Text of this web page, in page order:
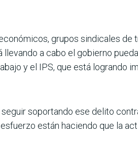
grupos sindicales de
a cabo el gobierno
y el IPS, que está logrando
soportando ese delito
están haciendo que la